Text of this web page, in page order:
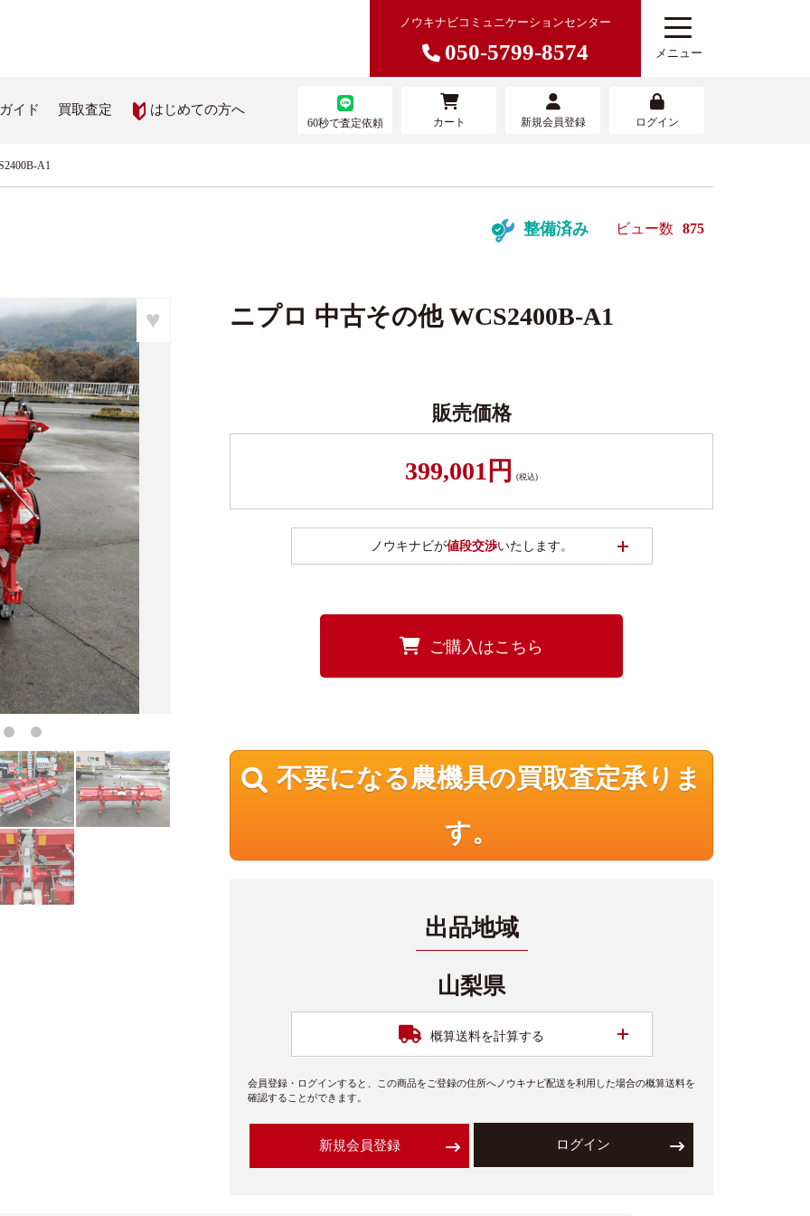
ノウキナビコミュニケーションセンター
050-5799-8574 メニュー
を買いたい
プ
部品を取り寄せたい 農機を売りたい
農機具買取査定サービス
イド 買取査定 はじめての方へ
60秒で査定依頼 カート 新規会員登録 ログイン
A1
整備済み ビュー数 875
♥ ニプロ 中古その他 WCS2400B-A1
販売価格
399,001円 (税込)
ノウキナビが値段交渉いたします。
ご購入はこちら
不要になる農機具の買取査定承りま
す。
出品地域
山梨県
概算送料を計算する
会員登録・ログインすると、この商品をご登録の住所へノウキナビ配送を利用した場合の概算送料を
確認することができます。
新規会員登録 ログイン